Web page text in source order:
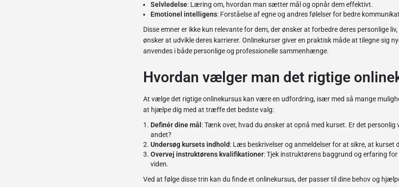
Selvledelse: Læring om, hvordan man sætter mål og opnår dem effektivt.
Emotionel intelligens: Forståelse af egne og andres følelser for bedre
Disse emner er ikke kun relevante for dem, der ønsker at forbedre deres personlige
ønsker at udvikle deres karrierer. Onlinekurser giver en praktisk måde at tilegne sig
anvendes i både personlige og professionelle sammenhænge.
Hvordan vælger man det rigtige
At vælge det rigtige onlinekursus kan være en udfordring, især med så mange
at hjælpe dig med at træffe det bedste valg:
Definér dine mål : Tænk over, hvad du ønsker at opnå med kurset. Er det
andet?
Undersøg kursets indhold: Læs beskrivelser og anmeldelser for at sikre, at kurset
Overvej instruktørens kvalifikationer: Tjek instruktørens baggrund og erfaring
viden.
Ved at følge disse trin kan du finde et onlinekursus, der passer til dine behov og